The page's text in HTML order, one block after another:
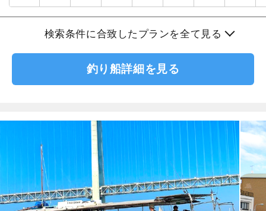
検索条件に合致したプランを全て見る
釣り船詳細を見る